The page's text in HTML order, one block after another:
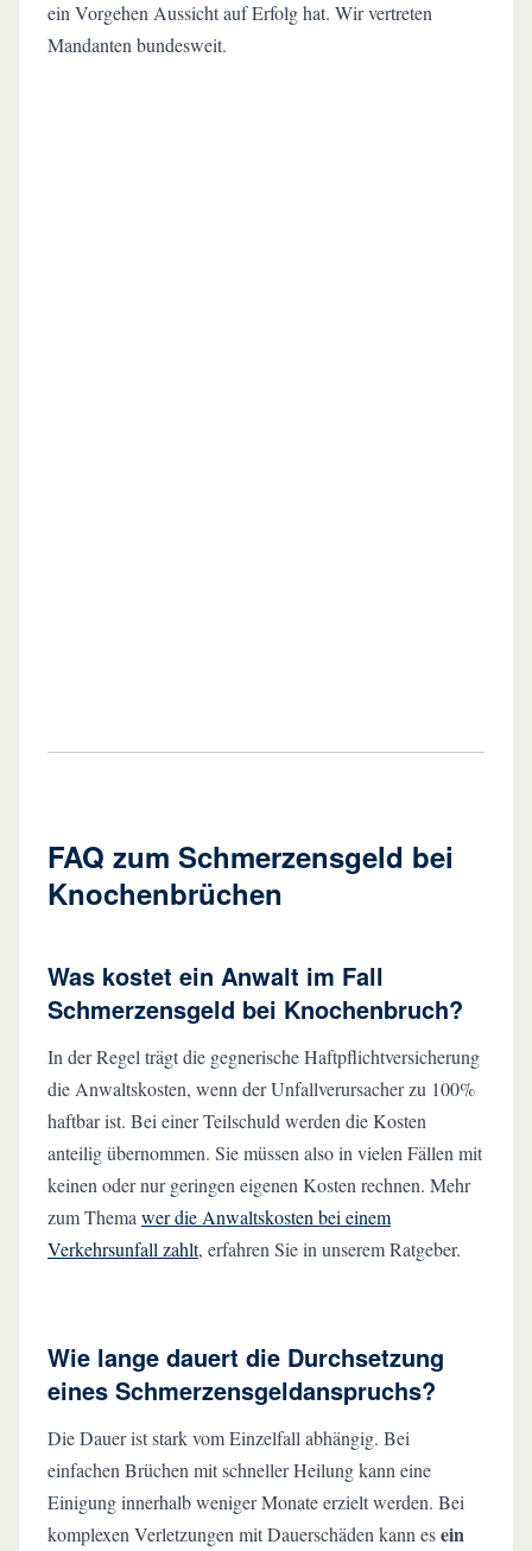
ein Vorgehen Aussicht auf Erfolg hat. Wir vertreten
Mandanten bundesweit.
FAQ zum Schmerzensgeld bei
Knochenbrüchen
Was kostet ein Anwalt im Fall
Schmerzensgeld bei Knochenbruch?
In der Regel trägt die gegnerische Haftpflichtversicherung
die Anwaltskosten, wenn der Unfallverursacher zu 100%
haftbar ist. Bei einer Teilschuld werden die Kosten
anteilig übernommen. Sie müssen also in vielen Fällen mit
keinen oder nur geringen eigenen Kosten rechnen. Mehr
zum Thema wer die Anwaltskosten bei einem
Verkehrsunfall zahlt, erfahren Sie in unserem Ratgeber.
Wie lange dauert die Durchsetzung
eines Schmerzensgeldanspruchs?
Die Dauer ist stark vom Einzelfall abhängig. Bei
einfachen Brüchen mit schneller Heilung kann eine
Einigung innerhalb weniger Monate erzielt werden. Bei
komplexen Verletzungen mit Dauerschäden kann esein